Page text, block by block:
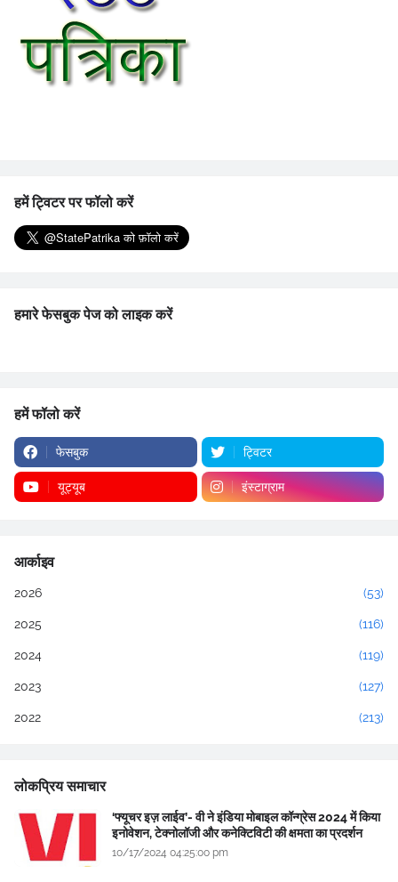
हमें ट्विटर पर फॉलो करें
हमारे फेसबुक पेज को लाइक करें
हमें फॉलो करें
फेसबुक ट्विटर
यूट्यूब इंस्टाग्राम
आर्काइव
2026 (53)
2025 (116)
2024 (119)
2023 (127)
2022 (213)
लोकप्रिय समाचार
‘फ्यूचर इज़ लाईव’- वी ने इंडिया मोबाइल कॉन्ग्रेस 2024 में किया
इनोवेशन, टेक्नोलॉजी और कनेक्टिविटी की क्षमता का प्रदर्शन
10/17/2024 04:25:00 pm